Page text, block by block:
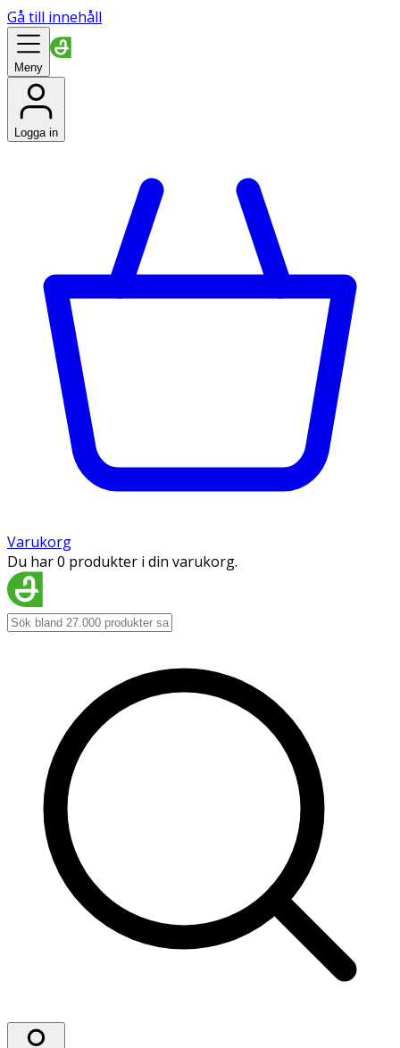
Gå till innehåll
Meny
Logga in
Varukorg
Du har 0 produkter i din varukorg.